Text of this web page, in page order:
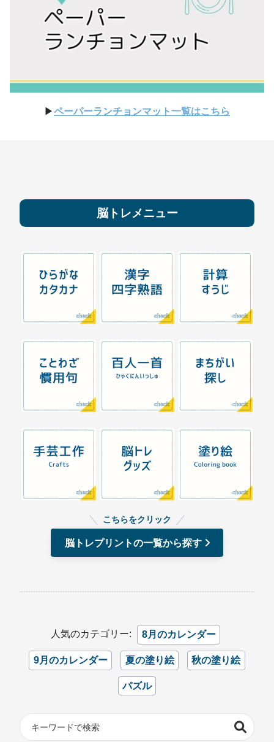
▶ペーパーランチョンマット一覧はこちら
脳トレメニュー
こちらをクリック
脳トレプリントの一覧から探す
人気のカテゴリー: 8月のカレンダー
9月のカレンダー 夏の塗り絵 秋の塗り絵
パズル